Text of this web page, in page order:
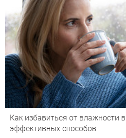
Как избавиться от влажности
эффективных способов